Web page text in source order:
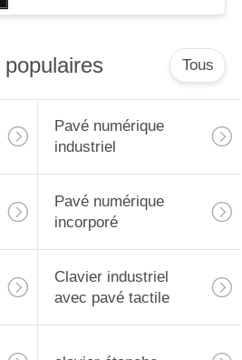
Tous
Pavé numérique
industriel
Pavé numérique
incorporé
Clavier industriel
avec pavé tactile